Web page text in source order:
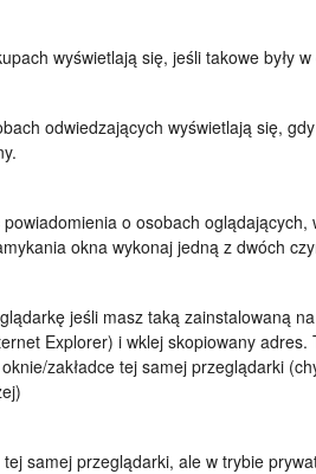
wyświetlają się, jeśli takowe były
odwiedzających wyświetlają się,
powiadomienia o osobach
okna wykonaj jedną z dwóch
jeśli masz taką zainstalowaną
Explorer) i wklej skopiowany adres.
zakładce tej samej przeglądarki
samej przeglądarki, ale w trybie